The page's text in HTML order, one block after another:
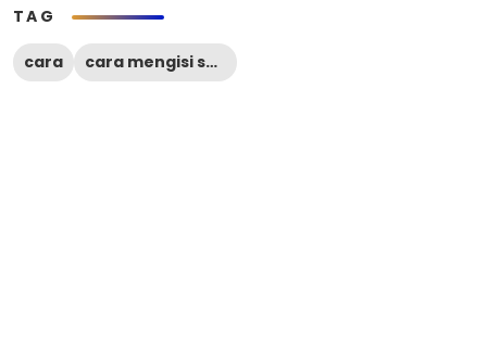
TAG
cara cara mengisi sulingjar guru SD